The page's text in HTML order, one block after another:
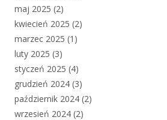
maj 2025 (2)
kwiecień 2025 (2)
marzec 2025 (1)
luty 2025 (3)
styczeń 2025 (4)
grudzień 2024 (3)
październik 2024 (2)
wrzesień 2024 (2)